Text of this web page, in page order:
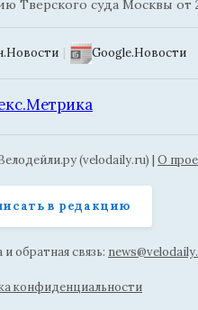
Тверского суда Москвы от
| Google.Новости
(velodaily.ru) | О
в редакцию
и обратная связь:
конфиденциальности